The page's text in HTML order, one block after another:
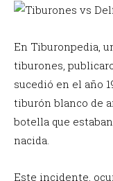
En Tiburonpedia,
tiburones,
sucedió en el año
tiburón blanco de
botella que
nacida.
Este incidente,